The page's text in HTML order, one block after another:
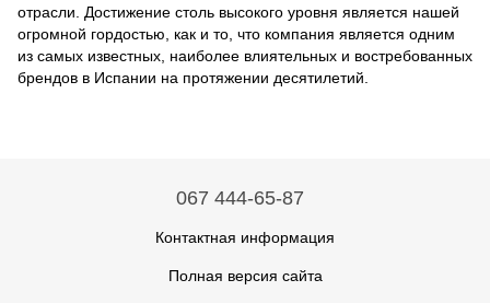
отрасли. Достижение столь высокого уровня является нашей
огромной гордостью, как и то, что компания является одним
из самых известных, наиболее влиятельных и востребованных
брендов в Испании на протяжении десятилетий.
067 444-65-87
Контактная информация
Полная версия сайта